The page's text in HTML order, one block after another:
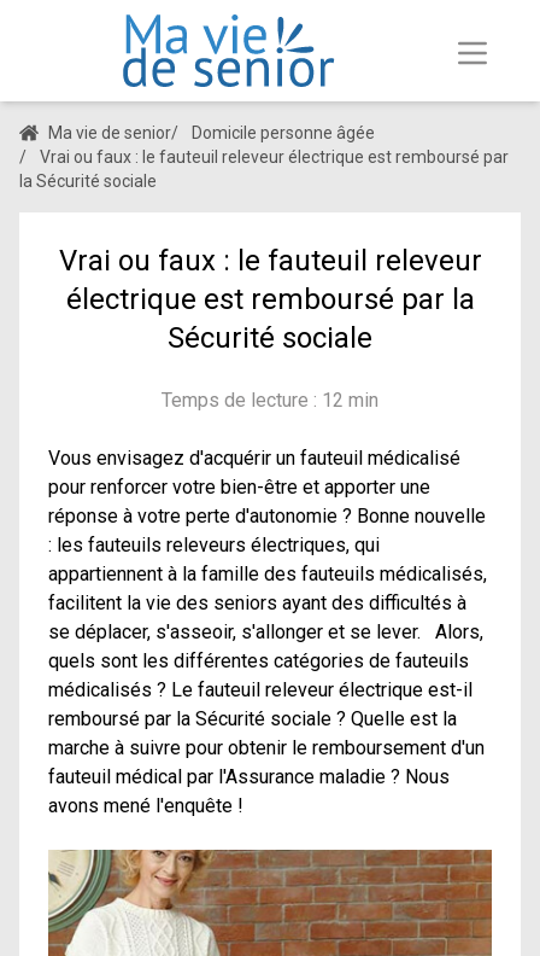
Ma vie de senior/
Domicile personne âgée
/
Vrai ou faux : le fauteuil releveur électrique est remboursé par
la Sécurité sociale
Vrai ou faux : le fauteuil releveur
électrique est remboursé par la
Sécurité sociale
Temps de lecture : 12 min
Vous envisagez d'acquérir un fauteuil médicalisé
pour renforcer votre bien-être et apporter une
réponse à votre perte d'autonomie ? Bonne nouvelle
: les fauteuils releveurs électriques, qui
appartiennent à la famille des fauteuils médicalisés,
facilitent la vie des seniors ayant des difficultés à
se déplacer, s'asseoir, s'allonger et se lever. Alors,
quels sont les différentes catégories de fauteuils
médicalisés ? Le fauteuil releveur électrique est-il
remboursé par la Sécurité sociale ? Quelle est la
marche à suivre pour obtenir le remboursement d'un
fauteuil médical par l'Assurance maladie ? Nous
avons mené l'enquête !